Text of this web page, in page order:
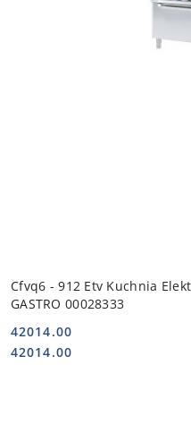
Cfvq6 - 912 Etv Kuchnia
GASTRO 00028333
Cena:
42014.00
Cena:
42014.00